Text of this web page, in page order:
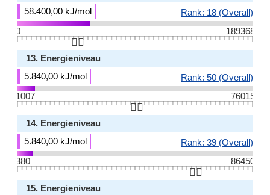
58.400,00 kJ/mol
Rank: 18 (Overall)
0
189368
👆🏻
13. Energieniveau
5.840,00 kJ/mol
Rank: 50 (Overall)
1007
76015
👆🏻
14. Energieniveau
5.840,00 kJ/mol
Rank: 39 (Overall)
380
86450
👆🏻
15. Energieniveau